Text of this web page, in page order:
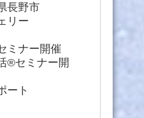
長野市
リー
ミナー開催
®セミナー開
ート